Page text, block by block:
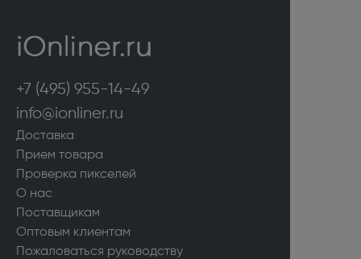
+7 (495) 955-14-49
info@ionliner.ru
Доставка
Прием товара
Проверка пикселей
О нас
Поставщикам
Оптовым клиентам
Пожаловаться руководству